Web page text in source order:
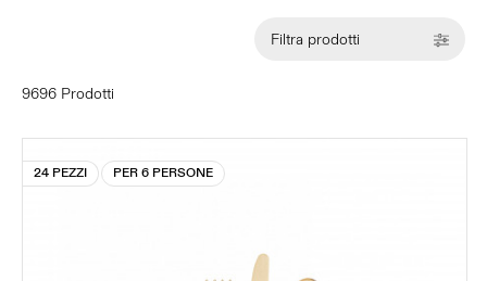
Filtra prodotti
9696 Prodotti
24 PEZZI PER 6 PERSONE